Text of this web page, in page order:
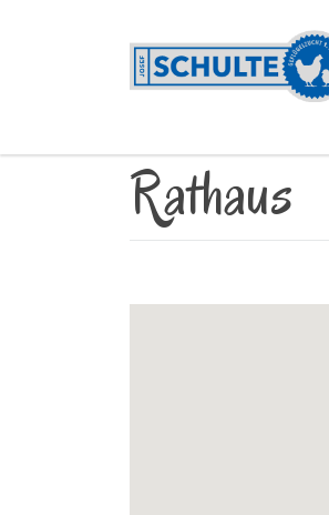
Rathaus